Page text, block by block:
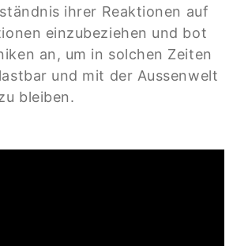
ihrer Reaktionen auf
einzubeziehen und bot
an, um in solchen Zeiten
und mit der Aussenwelt
bleiben.